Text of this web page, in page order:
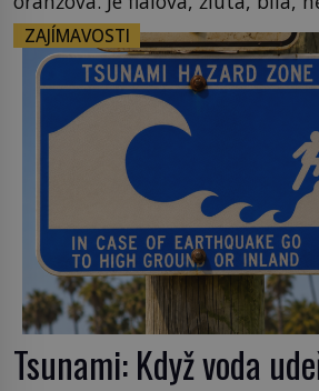
téměř černá. Až díky stovkám
šlechtění se z ní stává zelenina,
zahradu ani nedokážeme
ZAJÍMAVOSTI
Tsunami: Když voda